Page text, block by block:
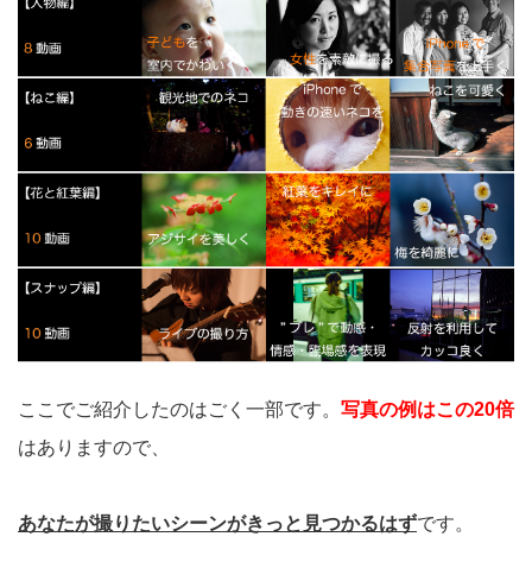
ここでご紹介したのはごく一部です。 写真の例はこの20倍
はありますので、
あなたが撮りたいシーンがきっと見つかるはずです。